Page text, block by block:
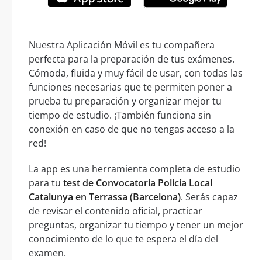
Nuestra Aplicación Móvil es tu compañera
perfecta para la preparación de tus exámenes.
Cómoda, fluida y muy fácil de usar, con todas las
funciones necesarias que te permiten poner a
prueba tu preparación y organizar mejor tu
tiempo de estudio. ¡También funciona sin
conexión en caso de que no tengas acceso a la
red!
La app es una herramienta completa de estudio
para tu test de Convocatoria Policía Local
Catalunya en Terrassa (Barcelona). Serás capaz
de revisar el contenido oficial, practicar
preguntas, organizar tu tiempo y tener un mejor
conocimiento de lo que te espera el día del
examen.